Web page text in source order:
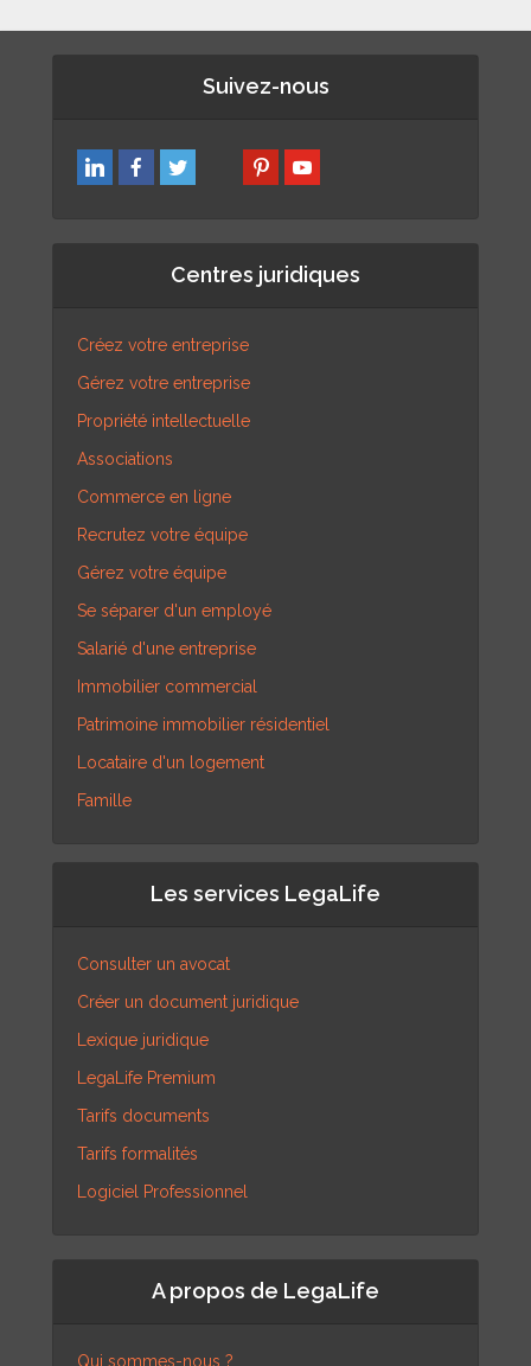
Suivez-nous
Centres juridiques
Créez votre entreprise
Gérez votre entreprise
Propriété intellectuelle
Associations
Commerce en ligne
Recrutez votre équipe
Gérez votre équipe
Se séparer d'un employé
Salarié d'une entreprise
Immobilier commercial
Patrimoine immobilier résidentiel
Locataire d'un logement
Famille
Les services LegaLife
Consulter un avocat
Créer un document juridique
Lexique juridique
LegaLife Premium
Tarifs documents
Tarifs formalités
Logiciel Professionnel
A propos de LegaLife
Qui sommes-nous ?